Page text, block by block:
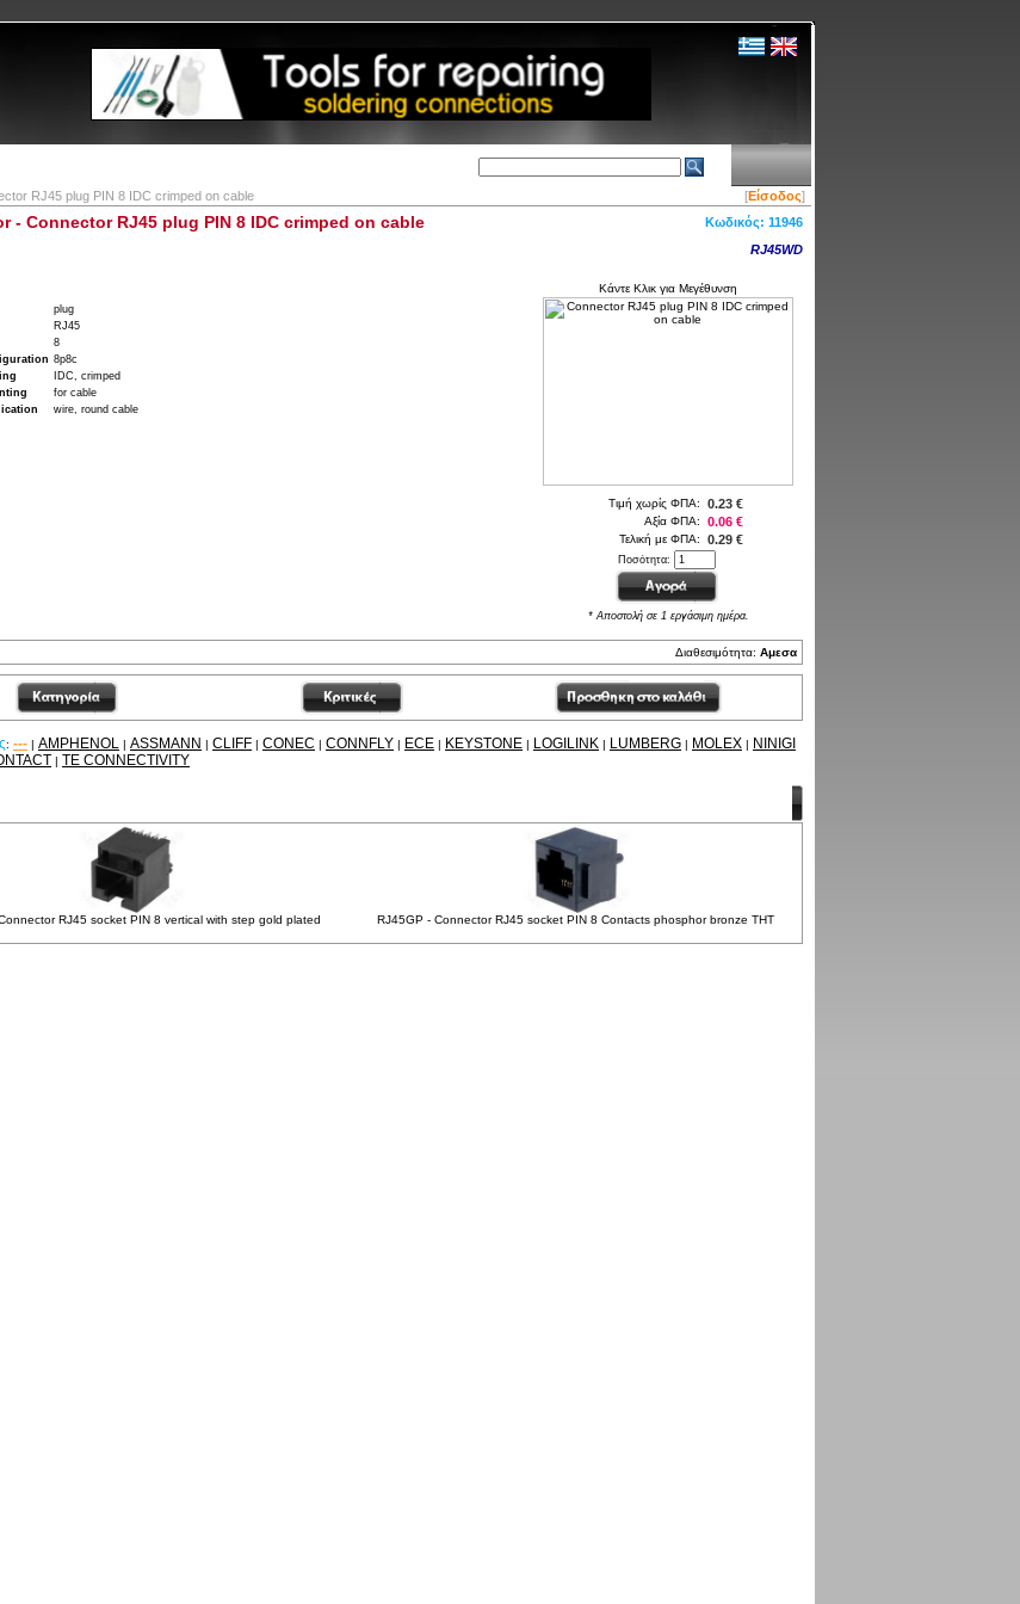
RJ45 plug PIN 8 IDC crimped on cable [Είσοδος]
- Connector RJ45 plug PIN 8 IDC crimped on cable Κωδικός: 11946
RJ45WD
Κάντε Κλικ για Μεγέθυνση
Τιμή χωρίς ΦΠΑ: 0.23 €
Αξία ΦΠΑ: 0.06 €
Τελική με ΦΠΑ: 0.29 €
Ποσότητα:
* Αποστολή σε 1 εργάσιμη ημέρα.
plug
RJ45
8
8p8c
IDC, crimped
for cable
wire, round cable
Διαθεσιμότητα: Αμεσα
: --- | AMPHENOL | ASSMANN | CLIFF | CONEC | CONNFLY | ECE | KEYSTONE | LOGILINK | LUMBERG | MOLEX | NINIGI
| TE CONNECTIVITY
RJ45 socket PIN 8 vertical with step gold plated RJ45GP - Connector RJ45 socket PIN 8 Contacts phosphor bronze THT